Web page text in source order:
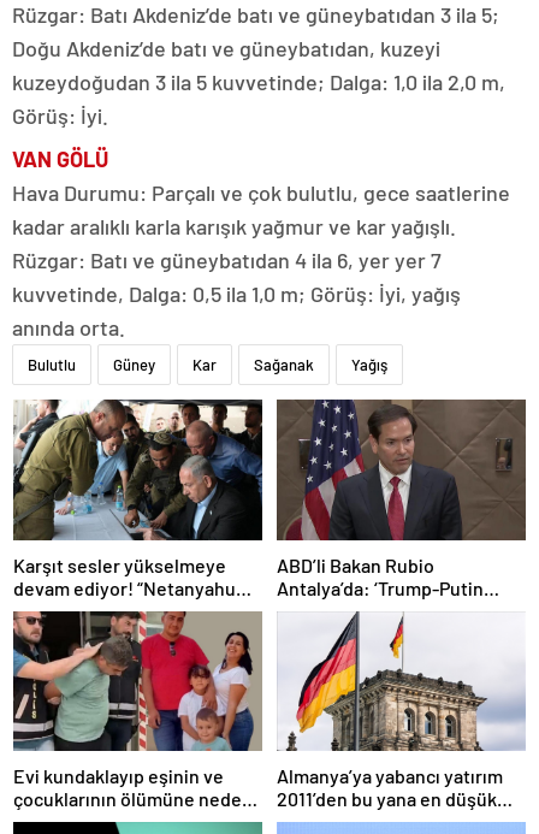
Rüzgar: Batı Akdeniz’de batı ve güneybatıdan 3 ila 5;
Doğu Akdeniz’de batı ve güneybatıdan, kuzeyi
kuzeydoğudan 3 ila 5 kuvvetinde; Dalga: 1,0 ila 2,0 m,
Görüş: İyi.
VAN GÖLÜ
Hava Durumu: Parçalı ve çok bulutlu, gece saatlerine
kadar aralıklı karla karışık yağmur ve kar yağışlı.
Rüzgar: Batı ve güneybatıdan 4 ila 6, yer yer 7
kuvvetinde, Dalga: 0,5 ila 1,0 m; Görüş: İyi, yağış
anında orta.
Bulutlu Güney Kar Sağanak Yağış
Karşıt sesler yükselmeye
devam ediyor! “Netanyahu
geleceğimizi Gazze’nin
kumlarına gömüyor”
ABD’li Bakan Rubio
Antalya’da: ‘Trump-Putin
görüşmedikçe başaramayız’
Evi kundaklayıp eşinin ve
çocuklarının ölümüne neden
olmuştu! Yeni görüntüler
Almanya’ya yabancı yatırım
2011’den bu yana en düşük
seviyede